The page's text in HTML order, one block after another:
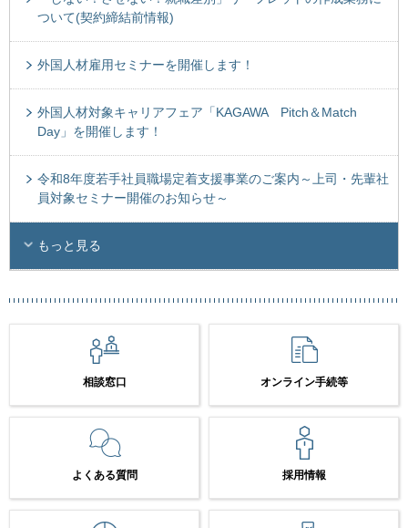
ついて(契約締結前情報)
外国人材雇用セミナーを開催します！
外国人材対象キャリアフェア「KAGAWA Pitch＆Match
Day」を開催します！
令和8年度若手社員職場定着支援事業のご案内～上司・先輩社
員対象セミナー開催のお知らせ～
もっと見る
相談窓口 オンライン手続等
よくある質問 採用情報